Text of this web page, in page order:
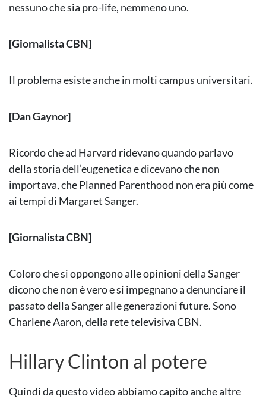
nessuno che sia pro-life, nemmeno uno.
[Giornalista CBN]
Il problema esiste anche in molti campus universitari.
[Dan Gaynor]
Ricordo che ad Harvard ridevano quando parlavo
della storia dell’eugenetica e dicevano che non
importava, che Planned Parenthood non era più come
ai tempi di Margaret Sanger.
[Giornalista CBN]
Coloro che si oppongono alle opinioni della Sanger
dicono che non è vero e si impegnano a denunciare il
passato della Sanger alle generazioni future. Sono
Charlene Aaron, della rete televisiva CBN.
Hillary Clinton al potere
Quindi da questo video abbiamo capito anche altre